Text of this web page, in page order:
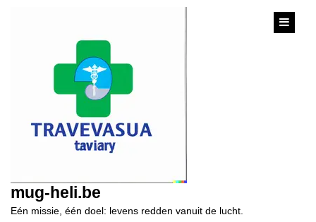
mug-heli.be
Eén missie, één doel: levens redden vanuit de lucht.